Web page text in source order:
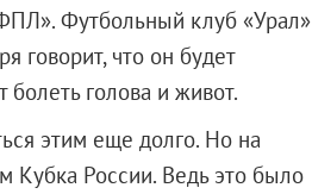
Футбольный клуб «Урал»
говорит, что он будет
болеть голова и живот.
этим еще долго. Но на
Кубка России. Ведь это было